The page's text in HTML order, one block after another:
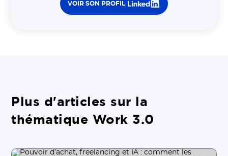
VOIR SON PROFIL
Plus d'articles sur la
thématique Work 3.0